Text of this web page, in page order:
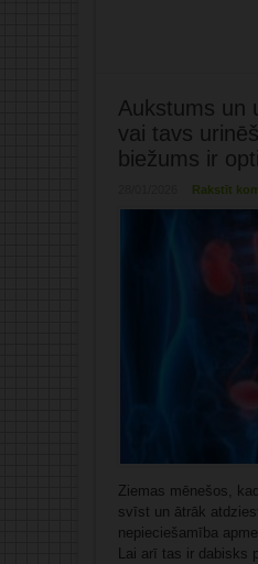
Aukstums un
vai tavs
biežums ir
Rakstīt
Ziemas mēnešos,
svīst un ātrāk
nepieciešamība
Lai arī tas ir dabisks